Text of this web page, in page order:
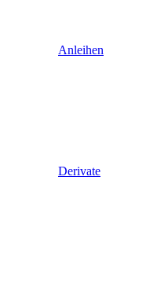
Anleihen
Derivate